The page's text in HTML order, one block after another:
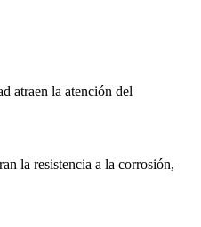
atraen la atención del
la resistencia a la corrosión,